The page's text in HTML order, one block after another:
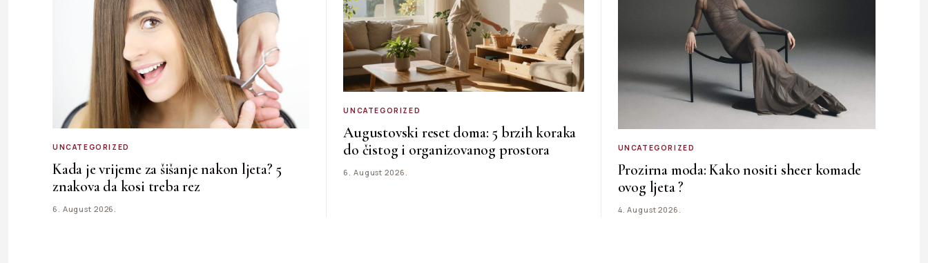
UNCATEGORIZED
Kada je vrijeme za šišanje nakon ljeta? 5
znakova da kosi treba rez
6. August 2026.
UNCATEGORIZED
Augustovski reset doma: 5 brzih koraka
do čistog i organizovanog prostora
6. August 2026.
UNCATEGORIZED
Prozirna moda: Kako nositi sheer komade
ovog ljeta ?
4. August 2026.